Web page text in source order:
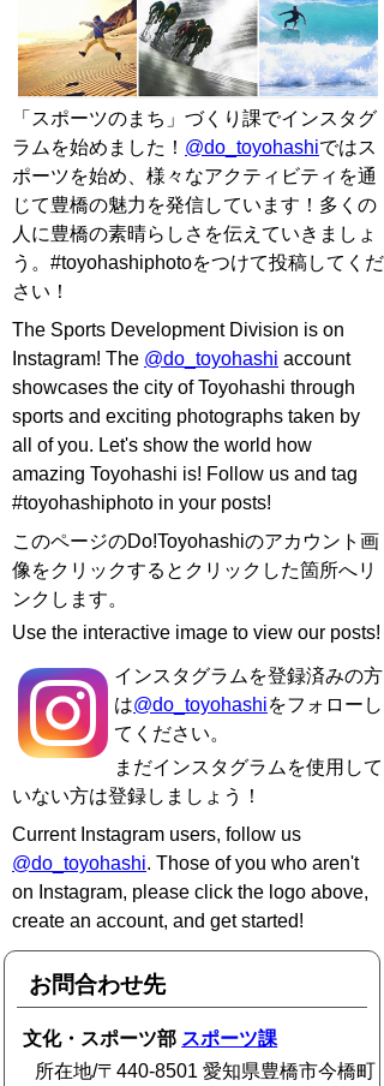
「スポーツのまち」づくり課でインスタグ
ラムを始めました！ @do_toyohashiではス
ポーツを始め、様々なアクティビティを通
じて豊橋の魅力を発信しています！多くの
人に豊橋の素晴らしさを伝えていきましょ
う。#toyohashiphotoをつけて投稿してくだ
さい！
The Sports Development Division is on
Instagram! The @do_toyohashi account
showcases the city of Toyohashi through
sports and exciting photographs taken by
all of you. Let's show the world how
amazing Toyohashi is! Follow us and tag
#toyohashiphoto in your posts!
このページのDo!Toyohashiのアカウント画
像をクリックするとクリックした箇所へリ
ンクします。
Use the interactive image to view our posts!
インスタグラムを登録済みの方
は@do_toyohashiをフォローし
てください。
まだインスタグラムを使用して
いない方は登録しましょう！
Current Instagram users, follow us
@do_toyohashi. Those of you who aren't
on Instagram, please click the logo above,
create an account, and get started!
お問合わせ先
文化・スポーツ部 スポーツ課
所在地/〒440-8501 愛知県豊橋市今橋町